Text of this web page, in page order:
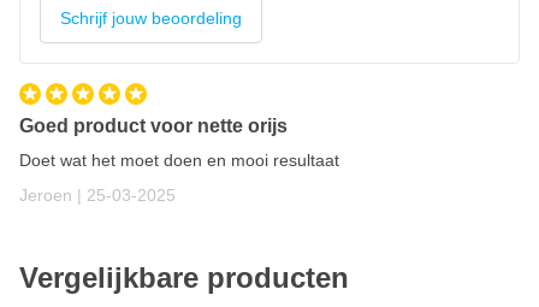
Schrijf jouw beoordeling
Goed product voor nette orijs
Doet wat het moet doen en mooi resultaat
Jeroen | 25 maart 2025
25-03-2025
Vergelijkbare producten